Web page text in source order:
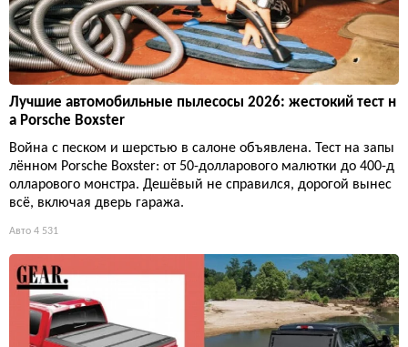
Лучшие автомобильные пылесосы 2026: жестокий тест н
а Porsche Boxster
Война с песком и шерстью в салоне объявлена. Тест на запы
лённом Porsche Boxster: от 50-долларового малютки до 400-д
олларового монстра. Дешёвый не справился, дорогой вынес
всё, включая дверь гаража.
Авто 4 531